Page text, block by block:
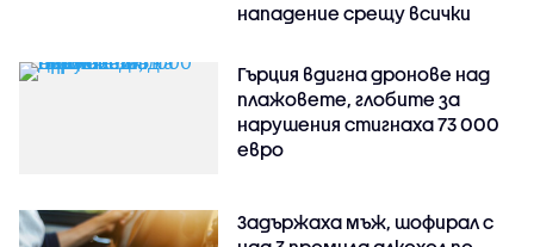
нападение срещу всички
Гърция вдигна дронове над
плажовете, глобите за
нарушения стигнаха 73 000
евро
Задържаха мъж, шофирал с